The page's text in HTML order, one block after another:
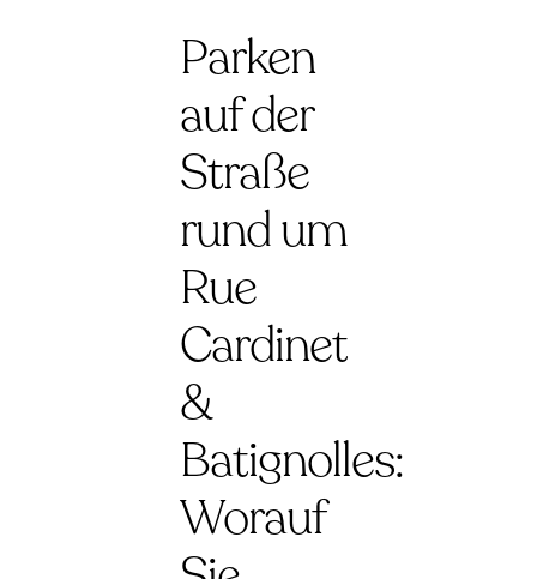
Parken
auf der
Straße
rund um
Rue
Cardinet
&
Batignolles:
Worauf